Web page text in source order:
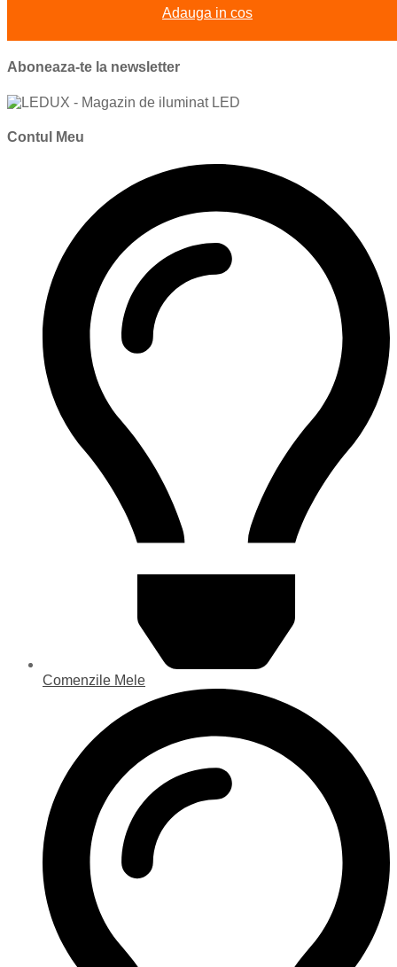
Adauga in cos
Aboneaza-te la newsletter
Contul Meu
Comenzile Mele